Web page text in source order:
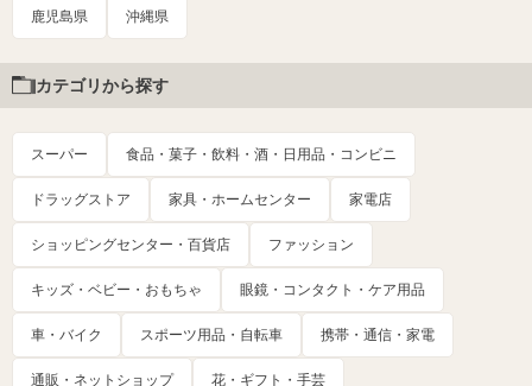
鹿児島県 沖縄県
カテゴリから探す
スーパー 食品・菓子・飲料・酒・日用品・コンビニ
ドラッグストア 家具・ホームセンター 家電店
ショッピングセンター・百貨店 ファッション
キッズ・ベビー・おもちゃ 眼鏡・コンタクト・ケア用品
車・バイク スポーツ用品・自転車 携帯・通信・家電
通販・ネットショップ 花・ギフト・手芸